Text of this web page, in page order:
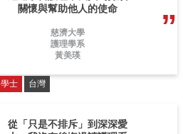
關懷與幫助他人的使命
慈濟大學
護理學系
黃美瑛
學士 台灣
從「只是不排斥」到深深愛